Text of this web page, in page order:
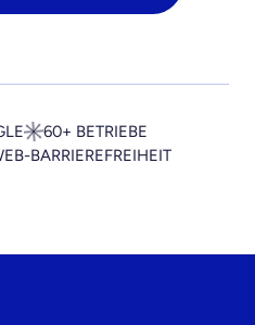
60+ BETRIEBE
BARRIEREFREIHEIT